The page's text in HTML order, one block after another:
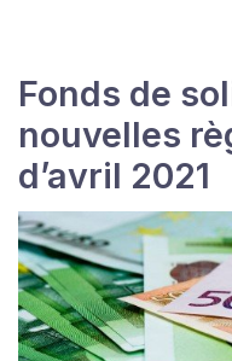
Fonds de
nouvelles
d’avril 2021